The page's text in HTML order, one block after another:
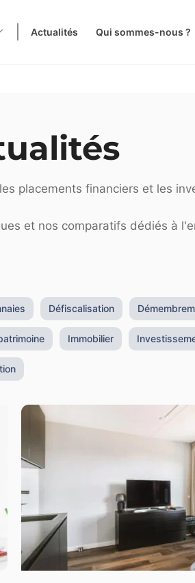
Actualités Qui sommes-nous ?
placements financiers et les
et nos comparatifs dédiés à
Défiscalisation
Immobilier